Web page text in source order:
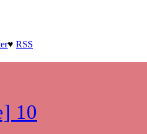
♥ RSS